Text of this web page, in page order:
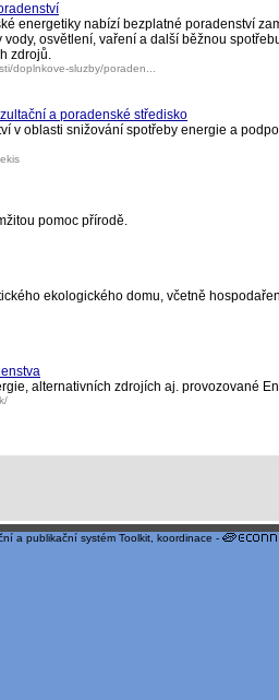
energetiky nabízí bezplatné poradenství
osvětlení, vaření a další běžnou
zdrojů.
doplnkove-sluzby/poraden...
a poradenské středisko
v oblasti snižování spotřeby energie a
pomoc přírodě.
ekologického domu, včetně
alternativních zdrojích aj. provozované
a publikační systém Toolkit , koordinace -